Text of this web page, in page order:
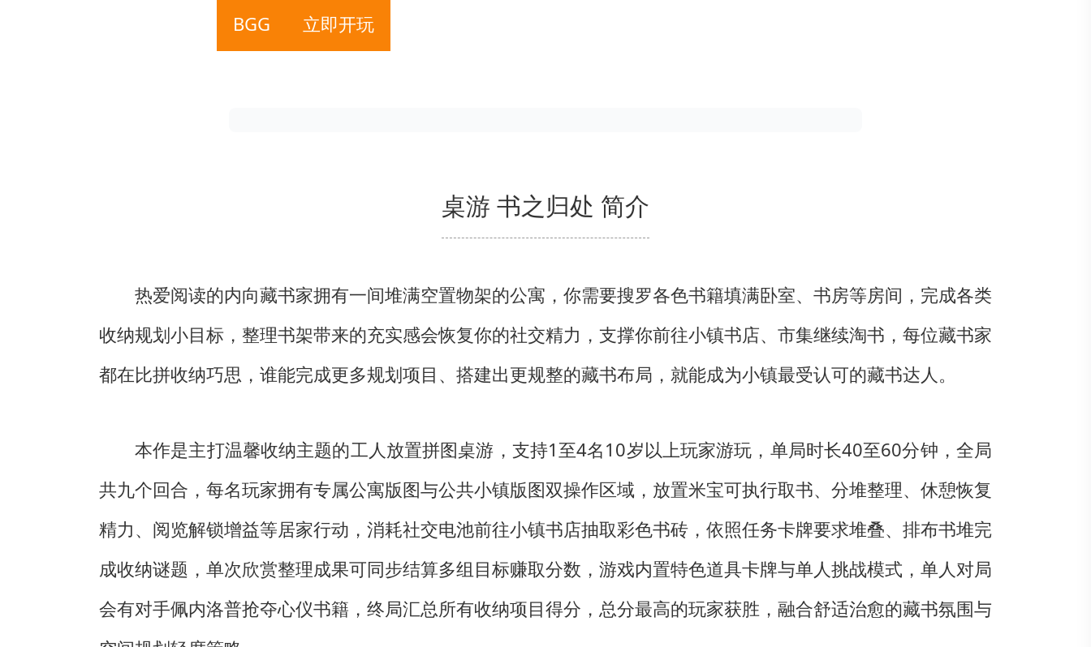
BGG 立即开玩
桌游 书之归处 简介
热爱阅读的内向藏书家拥有一间堆满空置物架的公寓，你需要搜罗各色书籍填满卧室、书房等房间，完成各类
收纳规划小目标，整理书架带来的充实感会恢复你的社交精力，支撑你前往小镇书店、市集继续淘书，每位藏书家
都在比拼收纳巧思，谁能完成更多规划项目、搭建出更规整的藏书布局，就能成为小镇最受认可的藏书达人。
本作是主打温馨收纳主题的工人放置拼图桌游，支持1至4名10岁以上玩家游玩，单局时长40至60分钟，全局
共九个回合，每名玩家拥有专属公寓版图与公共小镇版图双操作区域，放置米宝可执行取书、分堆整理、休憩恢复
精力、阅览解锁增益等居家行动，消耗社交电池前往小镇书店抽取彩色书砖，依照任务卡牌要求堆叠、排布书堆完
成收纳谜题，单次欣赏整理成果可同步结算多组目标赚取分数，游戏内置特色道具卡牌与单人挑战模式，单人对局
会有对手佩内洛普抢夺心仪书籍，终局汇总所有收纳项目得分，总分最高的玩家获胜，融合舒适治愈的藏书氛围与